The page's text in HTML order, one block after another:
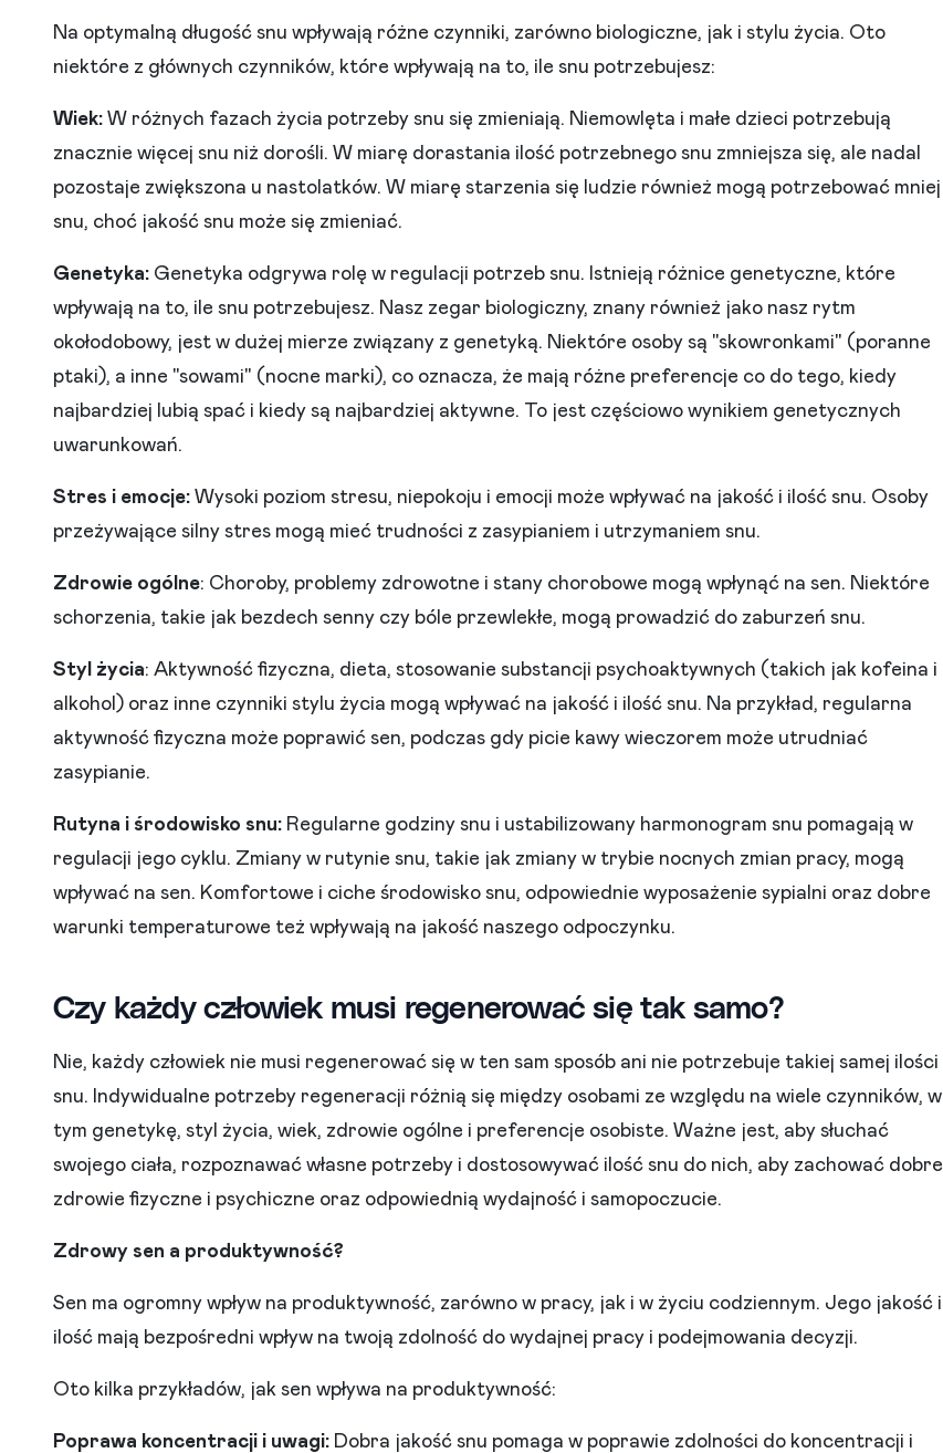
Na optymalną długość snu wpływają różne czynniki, zarówno biologiczne, jak i stylu życia. Oto
niektóre z głównych czynników, które wpływają na to, ile snu potrzebujesz:
Wiek: W różnych fazach życia potrzeby snu się zmieniają. Niemowlęta i małe dzieci potrzebują
znacznie więcej snu niż dorośli. W miarę dorastania ilość potrzebnego snu zmniejsza się, ale nadal
pozostaje zwiększona u nastolatków. W miarę starzenia się ludzie również mogą potrzebować mniej
snu, choć jakość snu może się zmieniać.
Genetyka: Genetyka odgrywa rolę w regulacji potrzeb snu. Istnieją różnice genetyczne, które
wpływają na to, ile snu potrzebujesz. Nasz zegar biologiczny, znany również jako nasz rytm
okołodobowy, jest w dużej mierze związany z genetyką. Niektóre osoby są "skowronkami" (poranne
ptaki), a inne "sowami" (nocne marki), co oznacza, że mają różne preferencje co do tego, kiedy
najbardziej lubią spać i kiedy są najbardziej aktywne. To jest częściowo wynikiem genetycznych
uwarunkowań.
Stres i emocje: Wysoki poziom stresu, niepokoju i emocji może wpływać na jakość i ilość snu. Osoby
przeżywające silny stres mogą mieć trudności z zasypianiem i utrzymaniem snu.
Zdrowie ogólne: Choroby, problemy zdrowotne i stany chorobowe mogą wpłynąć na sen. Niektóre
schorzenia, takie jak bezdech senny czy bóle przewlekłe, mogą prowadzić do zaburzeń snu.
Styl życia: Aktywność fizyczna, dieta, stosowanie substancji psychoaktywnych (takich jak kofeina i
alkohol) oraz inne czynniki stylu życia mogą wpływać na jakość i ilość snu. Na przykład, regularna
aktywność fizyczna może poprawić sen, podczas gdy picie kawy wieczorem może utrudniać
zasypianie.
Rutyna i środowisko snu: Regularne godziny snu i ustabilizowany harmonogram snu pomagają w
regulacji jego cyklu. Zmiany w rutynie snu, takie jak zmiany w trybie nocnych zmian pracy, mogą
wpływać na sen. Komfortowe i ciche środowisko snu, odpowiednie wyposażenie sypialni oraz dobre
warunki temperaturowe też wpływają na jakość naszego odpoczynku.
Czy każdy człowiek musi regenerować się tak samo?
Nie, każdy człowiek nie musi regenerować się w ten sam sposób ani nie potrzebuje takiej samej ilości
snu. Indywidualne potrzeby regeneracji różnią się między osobami ze względu na wiele czynników, w
tym genetykę, styl życia, wiek, zdrowie ogólne i preferencje osobiste. Ważne jest, aby słuchać
swojego ciała, rozpoznawać własne potrzeby i dostosowywać ilość snu do nich, aby zachować dobre
zdrowie fizyczne i psychiczne oraz odpowiednią wydajność i samopoczucie.
Zdrowy sen a produktywność?
Sen ma ogromny wpływ na produktywność, zarówno w pracy, jak i w życiu codziennym. Jego jakość i
ilość mają bezpośredni wpływ na twoją zdolność do wydajnej pracy i podejmowania decyzji.
Oto kilka przykładów, jak sen wpływa na produktywność:
Poprawa koncentracji i uwagi: Dobra jakość snu pomaga w poprawie zdolności do koncentracji i